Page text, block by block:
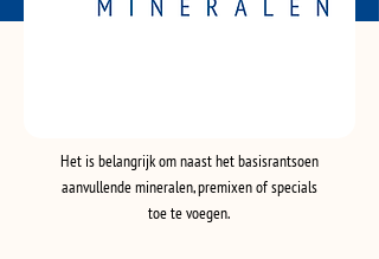
Het is belangrijk om naast het basisrantsoen
aanvullende mineralen, premixen of specials
toe te voegen.